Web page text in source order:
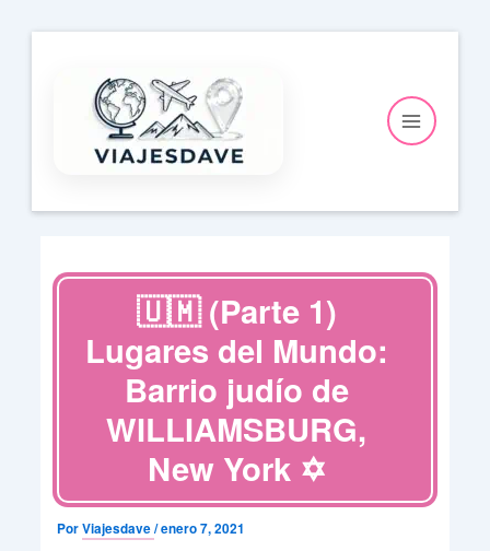
contenido
🇺🇲 (Parte 1)
Lugares del Mundo:
Barrio judío de
WILLIAMSBURG,
New York ✡️
PorViajesdave/enero 7, 2021